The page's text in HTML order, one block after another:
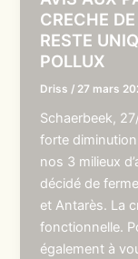
CRECHE
RESTE
POLLUX
Driss / 27 mars
Schaerbeek,
forte
nos 3 milieux
décidé de
et Antarès. La
fonctionnelle.
également à